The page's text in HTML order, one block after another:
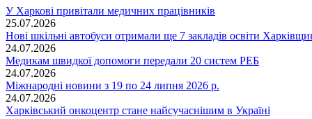
У Харкові привітали медичних працівників
25.07.2026
Нові шкільні автобуси отримали ще 7 закладів освіти
24.07.2026
Медикам швидкої допомоги передали 20 систем РЕБ
24.07.2026
Міжнародні новини з 19 по 24 липня 2026 р.
24.07.2026
Харківський онкоцентр стане найсучаснішим в Україні